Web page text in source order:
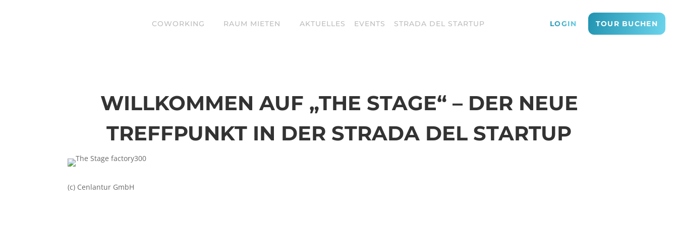
COWORKING RAUM MIETEN AKTUELLES EVENTS STRADA DEL STARTUP LOGIN TOUR BUCHEN
WILLKOMMEN AUF „THE STAGE“ – DER NEUE
TREFFPUNKT IN DER STRADA DEL STARTUP
(c) Cenlantur GmbH